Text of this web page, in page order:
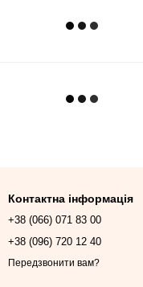
Контактна інформація
+38 (066) 071 83 00
+38 (096) 720 12 40
Передзвонити вам?